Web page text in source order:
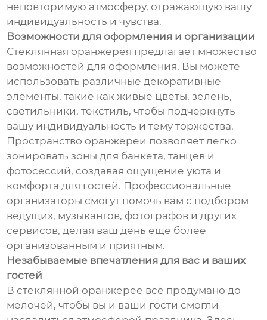
неповторимую атмосферу, отражающую вашу
индивидуальность и чувства.
Возможности для оформления и организации
Стеклянная оранжерея предлагает множество
возможностей для оформления. Вы можете
использовать различные декоративные
элементы, такие как живые цветы, зелень,
светильники, текстиль, чтобы подчеркнуть
вашу индивидуальность и тему торжества.
Пространство оранжереи позволяет легко
зонировать зоны для банкета, танцев и
фотосессий, создавая ощущение уюта и
комфорта для гостей. Профессиональные
организаторы смогут помочь вам с подбором
ведущих, музыкантов, фотографов и других
сервисов, делая ваш день ещё более
организованным и приятным.
Незабываемые впечатления для вас и ваших
гостей
В стеклянной оранжерее всё продумано до
мелочей, чтобы вы и ваши гости смогли